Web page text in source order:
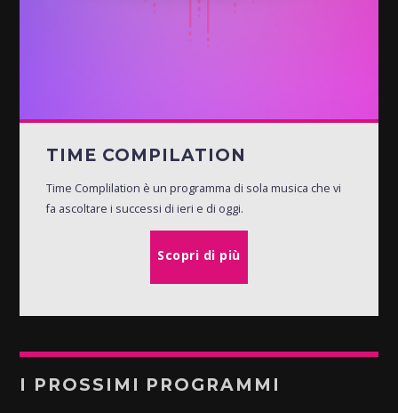
TIME COMPILATION
Time Complilation è un programma di sola musica che vi
fa ascoltare i successi di ieri e di oggi.
Scopri di più
I PROSSIMI PROGRAMMI